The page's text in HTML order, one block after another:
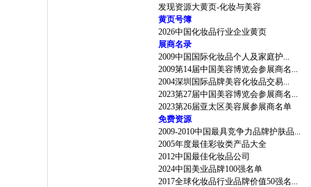
发现资源大黄页-化妆与美容
黄页号簿
2026中国化妆品行业企业黄页
展商名录
2009中国国际化妆品个人及家庭护...
2009第14届中国美容博览会参展商名...
2004深圳国际品牌美容化妆品交易...
2023第27届中国美容博览会参展商名...
2023第26届亚太区美容展参展商名单
免费资源
2009-2010中国最具竞争力品牌护肤品...
2005年度最佳彩妆类产品大全
2012中国最佳化妆品公司
2024中国美业品牌100强名单
2017全球化妆品行业品牌价值50强名...